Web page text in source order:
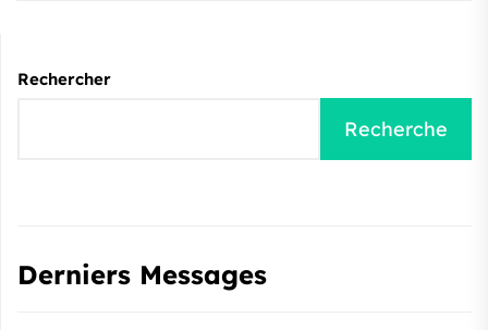
Rechercher
Recherche
Derniers Messages